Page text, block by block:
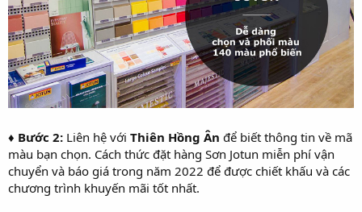
♦ Bước 2: Liên hệ với Thiên Hồng Ân để biết thông tin về mã
màu bạn chọn. Cách thức đặt hàng Sơn Jotun miễn phí vận
chuyển và báo giá trong năm 2022 để được chiết khấu và các
chương trình khuyến mãi tốt nhất.